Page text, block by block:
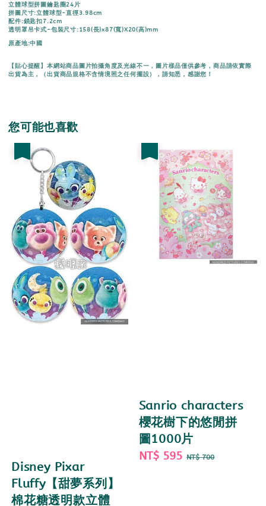
立體球型拼圖鑰匙圈24片
拼圖尺寸:立體球型-直徑3.98cm
配件:鎖匙扣7.2cm
透明罩吊卡式-包裝尺寸:158(長)x87(寬)X20(高)mm
原產地:中國
【貼心提醒】本網站商品圖片拍攝角度及光線不一，圖片樣品僅供參考，商品請依實際
出貨為主，（出貨商品規格不含情境照之任何擺設），請知悉，感謝您！
您可能也喜歡
Disney Pixar
Fluffy【甜夢系列】
棉花糖透明款立體
Sanrio characters
櫻花樹下的悠閒拼
圖1000片
Sale
NT$ 595 Regular
NT$ 700